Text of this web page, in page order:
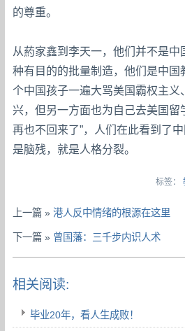
的尊重。
从葯家鑫到李天一，他们并不是
种有目的的批量制造，他们是中国
个中国孩子一遍大骂美国霸权主义
兴，但另一方面也为自己去美国留
再也不回来了”，人们在此看到了
是脑残，就是人格分裂。
标签：
上一篇 »港人反中情绪的根源在这里
下一篇 » 曾国藩：三千步内识人术
相关阅读:
毕业20年，看人生成败！